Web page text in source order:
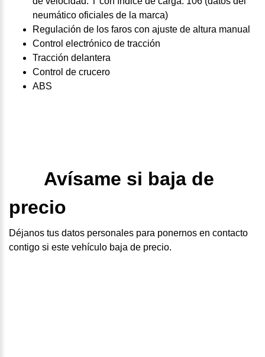
neumático oficiales de la marca)
Regulación de los faros con ajuste de altura manual
Control electrónico de tracción
Tracción delantera
Control de crucero
ABS
Avísame si baja de
precio
Déjanos tus datos personales para ponernos en contacto
contigo si este vehículo baja de precio.